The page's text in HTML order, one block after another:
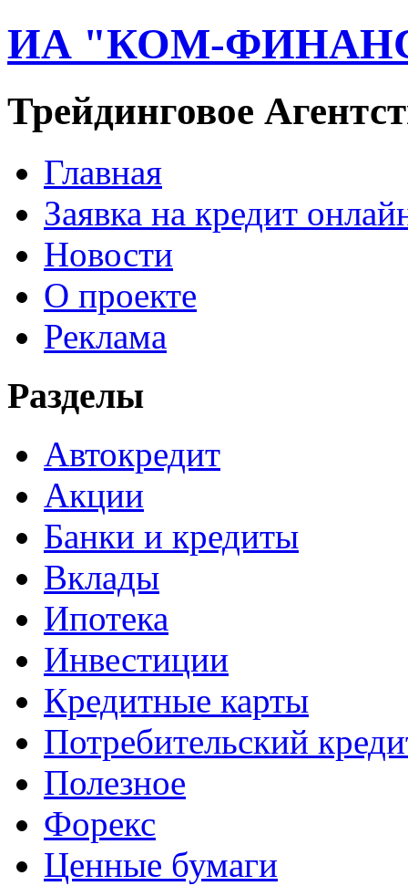
ИА "КОМ-
Трейдинговое
Главная
Заявка на кредит
Новости
О проекте
Реклама
Разделы
Автокредит
Акции
Банки и кредиты
Вклады
Ипотека
Инвестиции
Кредитные карты
Потребительский
Полезное
Форекс
Ценные бумаги